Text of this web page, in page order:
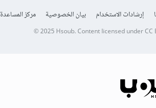
إرشادات الاستخدام بيان الخصوصية مركز المساعدة
© 2025 Hsoub.Content licensed underCC